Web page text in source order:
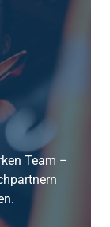
Team –